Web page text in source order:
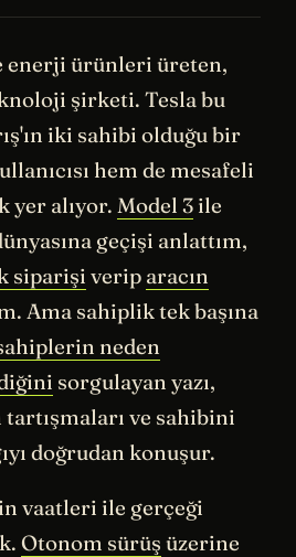
enerji ürünleri üreten,
şirketi. Tesla bu
iki sahibi olduğu bir
hem de mesafeli
yer alıyor. Model 3 ile
geçişi anlattım,
siparişi verip aracın
Ama sahiplik tek başına
neden
sorgulayan yazı,
tartışmaları ve sahibini
doğrudan konuşur.
vaatleri ile gerçeği
Otonom sürüş üzerine